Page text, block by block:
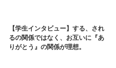
【学生インタビュー】する、され
るの関係ではなく、お互いに『あ
りがとう』の関係が理想。